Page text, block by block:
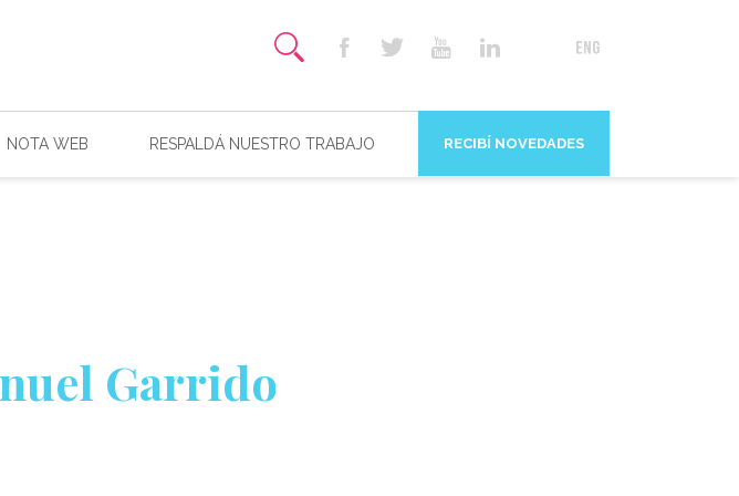
NOTA WEB RESPALDÁ NUESTRO TRABAJO RECIBÍ NOVEDADES
Garrido